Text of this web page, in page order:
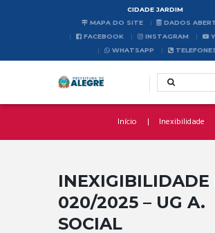
CIDADE JARDIM
MAPA DO SITE
DADOS
FACEBOOK
INSTAGRAM
WHATSAPP
Início Inexibilidade
INEXIGIBILIDADE
020/2025 – UG A.
SOCIAL